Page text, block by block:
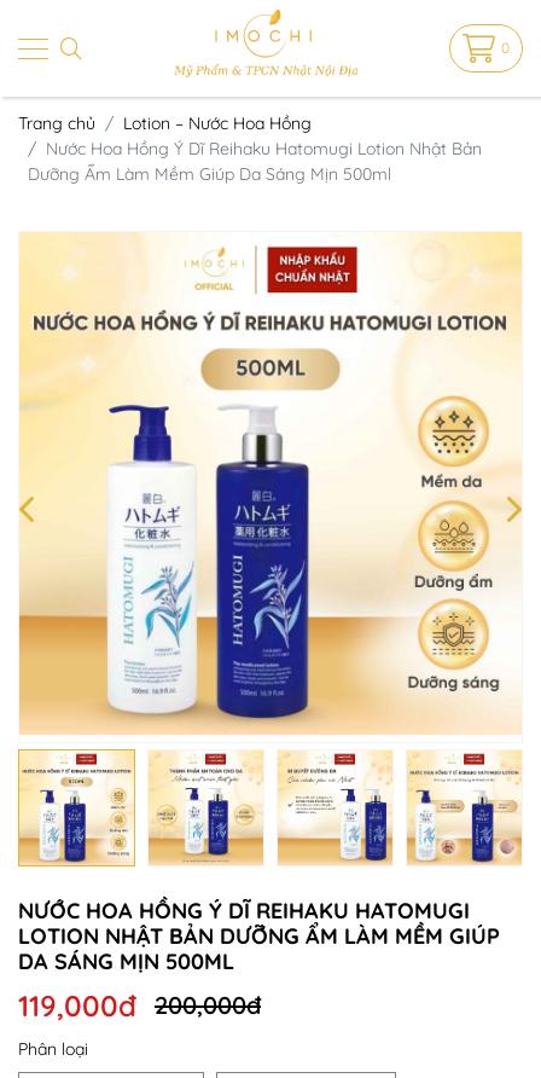
0
Trang chủ
Lotion – Nước Hoa Hồng
Nước Hoa Hồng Ý Dĩ Reihaku Hatomugi Lotion Nhật Bản
Dưỡng Ẩm Làm Mềm Giúp Da Sáng Mịn 500ml
NƯỚC HOA HỒNG Ý DĨ REIHAKU HATOMUGI
LOTION NHẬT BẢN DƯỠNG ẨM LÀM MỀM GIÚP
DA SÁNG MỊN 500ML
119,000đ 200,000đ
Phân loại